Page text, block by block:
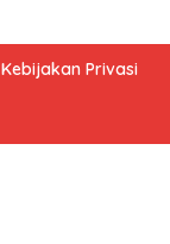
Kebijakan Privasi